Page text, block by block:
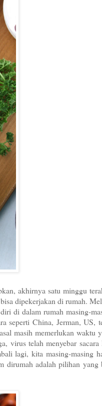
akhirnya satu minggu
dipekerjakan di rumah.
di dalam rumah masing-
seperti China, Jerman, US,
masih memerlukan waktu
virus telah menyebar sacara
lagi, kita masing-masing
dirumah adalah pilihan yang